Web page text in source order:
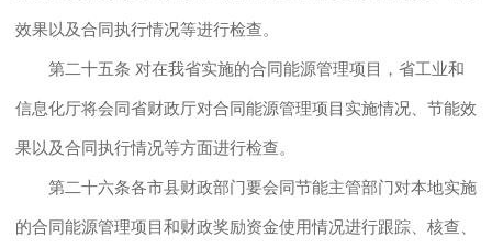
效果以及合同执行情况等进行检查。
第二十五条 对在我省实施的合同能源管理项目，省工业和
信息化厅将会同省财政厅对合同能源管理项目实施情况、节能效
果以及合同执行情况等方面进行检查。
第二十六条各市县财政部门要会同节能主管部门对本地实施
的合同能源管理项目和财政奖励资金使用情况进行跟踪、核查、